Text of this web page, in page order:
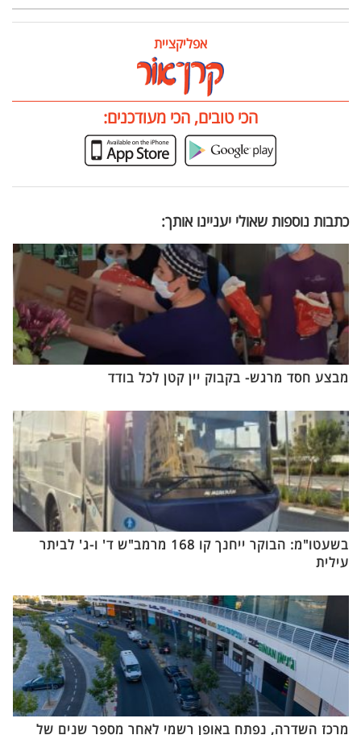
אפליקציית
הכי טובים, הכי מעודכנים:
כתבות נוספות שאולי יעניינו אותך:
מבצע חסד מרגש- בקבוק יין קטן לכל בודד
בשעטו"מ: הבוקר ייחנך קו 168 מרמב"ש ד' ו-ג' לביתר
עילית
מרכז השדרה, נפתח באופן רשמי לאחר מספר שנים של